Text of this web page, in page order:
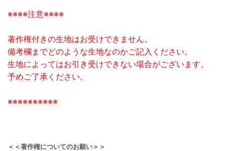
※※※※注意※※※※
著作権付きの生地はお受けできません。
備考欄までどのような生地なのかご記入ください。
生地によってはお引き受けできない場合がございます。
予めご了承ください。
※※※※※※※※※※
＜＜著作権についてのお願い＞＞